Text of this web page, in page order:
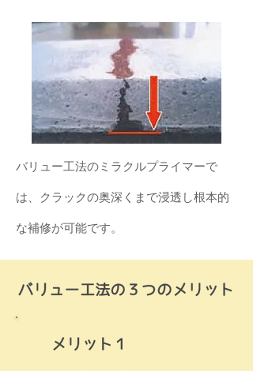
バリュー工法のミラクルプライマーで
は、クラックの奥深くまで浸透し根本的
な補修が可能です。